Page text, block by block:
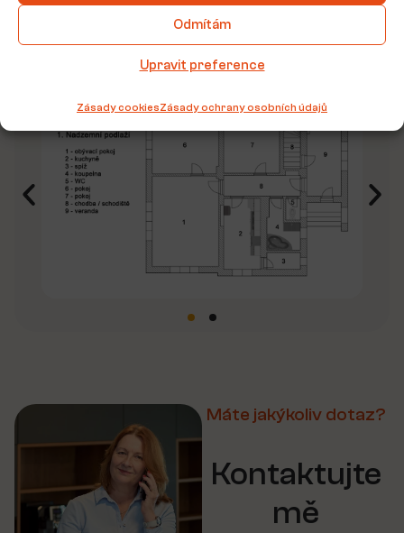
Odmítám
Upravit preference
Zásady cookiesZásady ochrany osobních údajů
Půdorys nemovitosti
Máte jakýkoliv dotaz?
Kontaktujte
mě